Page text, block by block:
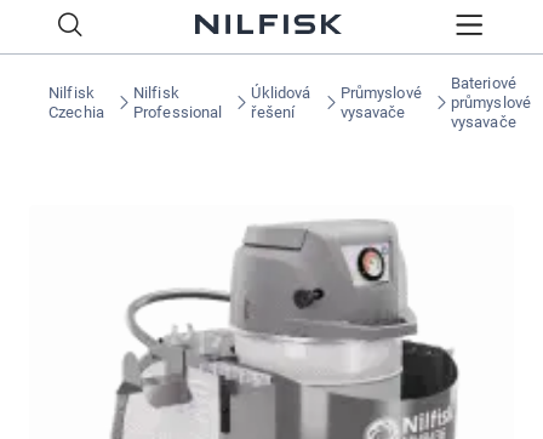
Nilfisk
Czechia
Nilfisk
Professional
Úklidová
řešení
Průmyslové
vysavače
Bateriové
průmyslové
vysavače